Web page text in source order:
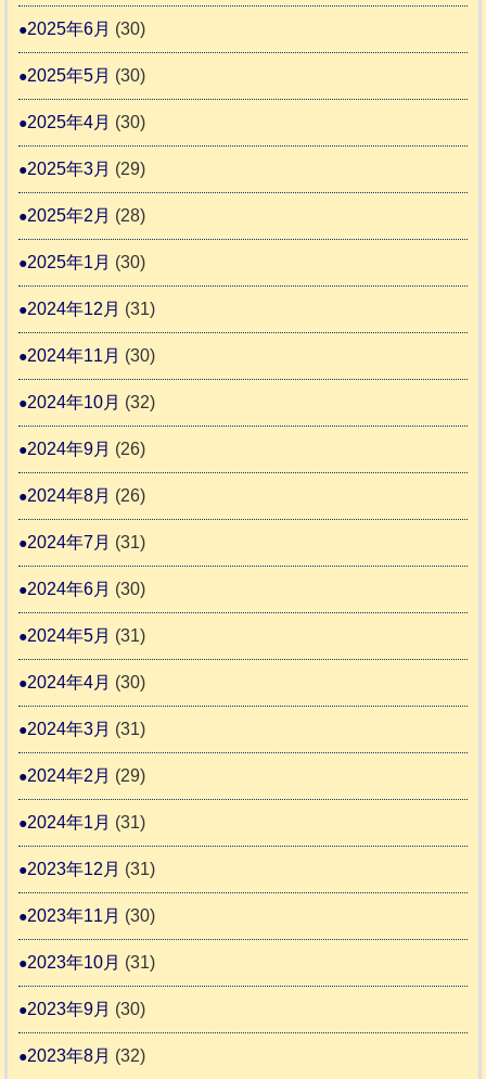
2025年6月 (30)
2025年5月 (30)
2025年4月 (30)
2025年3月 (29)
2025年2月 (28)
2025年1月 (30)
2024年12月 (31)
2024年11月 (30)
2024年10月 (32)
2024年9月 (26)
2024年8月 (26)
2024年7月 (31)
2024年6月 (30)
2024年5月 (31)
2024年4月 (30)
2024年3月 (31)
2024年2月 (29)
2024年1月 (31)
2023年12月 (31)
2023年11月 (30)
2023年10月 (31)
2023年9月 (30)
2023年8月 (32)